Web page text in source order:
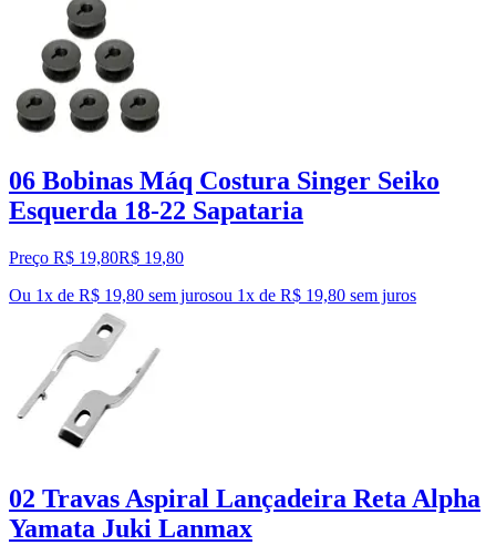
06 Bobinas Máq Costura Singer Seiko
Esquerda 18-22 Sapataria
Preço R$ 19,80R$ 19,80
Ou 1x de R$ 19,80 sem jurosou 1x de R$ 19,80 sem juros
02 Travas Aspiral Lançadeira Reta Alpha
Yamata Juki Lanmax